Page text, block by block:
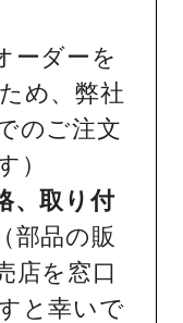
ーダーを
め、弊社
のご注文
）
、取り付
（部品の販
店を窓口
と幸いで